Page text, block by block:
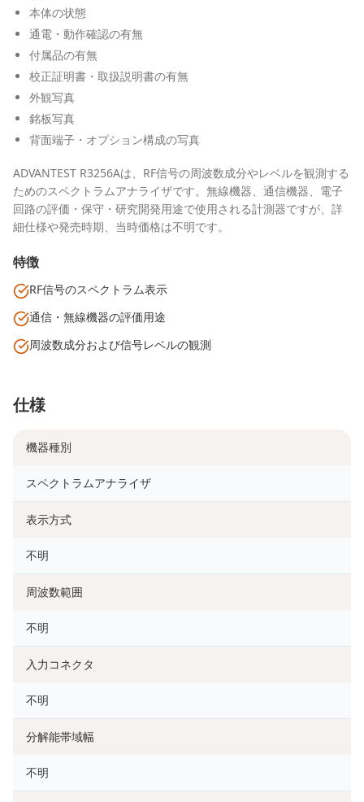
本体の状態
通電・動作確認の有無
付属品の有無
校正証明書・取扱説明書の有無
外観写真
銘板写真
背面端子・オプション構成の写真
ADVANTEST R3256Aは、RF信号の周波数成分やレベルを観測する
ためのスペクトラムアナライザです。無線機器、通信機器、電子
回路の評価・保守・研究開発用途で使用される計測器ですが、詳
細仕様や発売時期、当時価格は不明です。
特徴
RF信号のスペクトラム表示
通信・無線機器の評価用途
周波数成分および信号レベルの観測
仕様
機器種別
スペクトラムアナライザ
表示方式
不明
周波数範囲
不明
入力コネクタ
不明
分解能帯域幅
不明